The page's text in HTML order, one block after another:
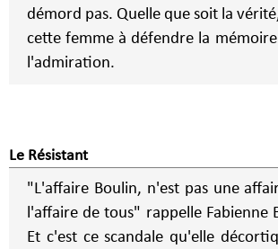
démord pas. Quelle que soit la
cette femme à défendre la
l'admiration.
Le Résistant
"L'affaire Boulin, n'est pas une
l'affaire de tous" rappelle Fabienne
Et c'est ce scandale qu'elle